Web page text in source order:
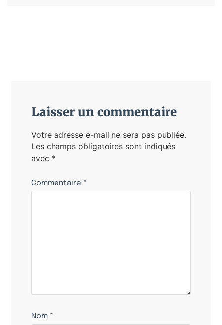
Laisser un commentaire
Votre adresse e-mail ne sera pas publiée.
Les champs obligatoires sont indiqués
avec *
Commentaire *
Nom *